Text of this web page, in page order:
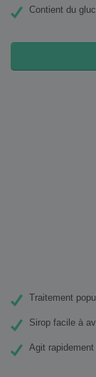
Contient du
Traitement
Sirop facile à
Agit